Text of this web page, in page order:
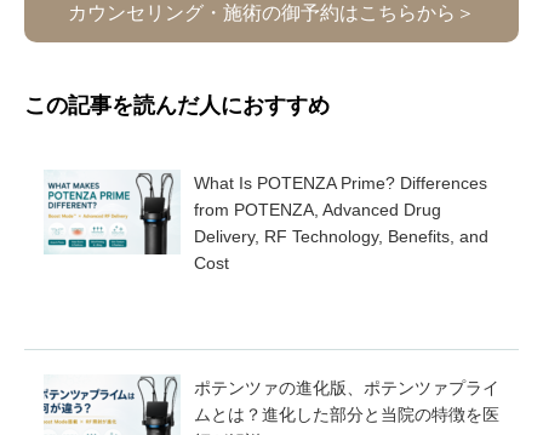
カウンセリング・施術の御予約はこちらから＞
この記事を読んだ人におすすめ
What Is POTENZA Prime? Differences
from POTENZA, Advanced Drug
Delivery, RF Technology, Benefits, and
Cost
ポテンツァの進化版、ポテンツァプライ
ムとは？進化した部分と当院の特徴を医